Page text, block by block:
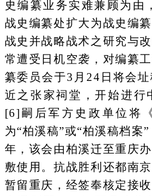
史编纂业务实难兼顾为由
战史编纂处扩大为战史编
战史并战略战术之研究与
常遭受日机空袭，对编纂
纂委员会于3月24日将会
近之张家祠堂，开始进行
[6]嗣后军方史政单位将
为“柏溪稿”或“柏溪稿档案
年，该会由柏溪迁至重庆
敷使用。抗战胜利还都南
暂留重庆，经签奉核定接